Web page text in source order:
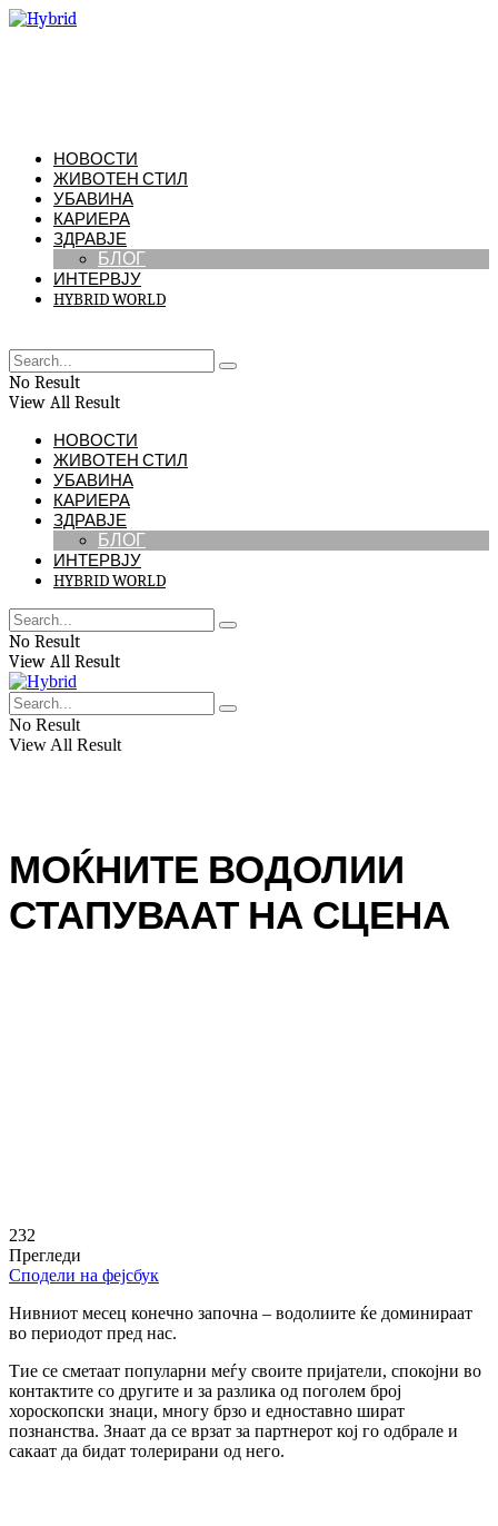
НОВОСТИ
ЖИВОТЕН СТИЛ
УБАВИНА
КАРИЕРА
ЗДРАВЈЕ
БЛОГ
ИНТЕРВЈУ
HYBRID WORLD
No Result
View All Result
НОВОСТИ
ЖИВОТЕН СТИЛ
УБАВИНА
КАРИЕРА
ЗДРАВЈЕ
БЛОГ
ИНТЕРВЈУ
HYBRID WORLD
No Result
View All Result
No Result
View All Result
МОЌНИТЕ ВОДОЛИИ
СТАПУВААТ НА СЦЕНА
232
Прегледи
Сподели на фејсбук
Нивниот месец конечно започна – водолиите ќе доминираат
во периодот пред нас.
Тие се сметаат популарни меѓу своите пријатели, спокојни во
контактите со другите и за разлика од поголем број
хороскопски знаци, многу брзо и едноставно шират
познанства. Знаат да се врзат за партнерот кој го одбрале и
сакаат да бидат толерирани од него.